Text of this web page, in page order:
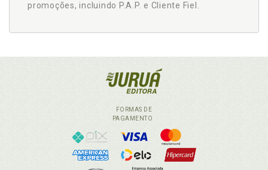
promoções, incluindo P.A.P. e Cliente Fiel.
FORMAS DE
PAGAMENTO